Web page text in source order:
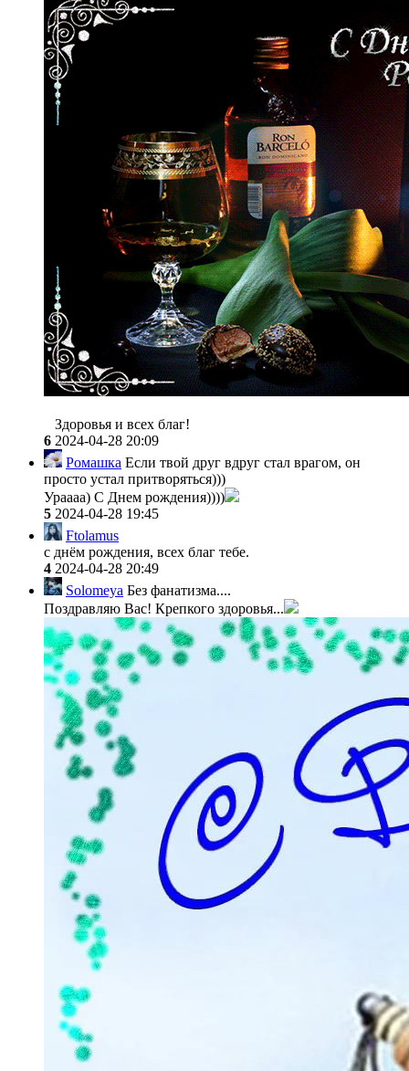
Здоровья и всех благ!
6 2024-04-28 20:09
Ромашка Если твой друг вдруг стал врагом, он
просто устал притворяться)))
Ураааа) С Днем рождения))))
5 2024-04-28 19:45
Ftolamus
с днём рождения, всех благ тебе.
4 2024-04-28 20:49
Solomeya Без фанатизма....
Поздравляю Вас! Крепкого здоровья...